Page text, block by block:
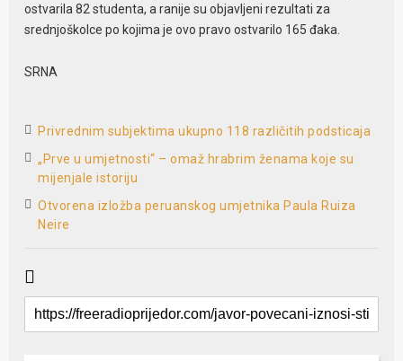
ostvarila 82 studenta, a ranije su objavljeni rezultati za
srednjoškolce po kojima je ovo pravo ostvarilo 165 đaka.
SRNA
Privrednim subjektima ukupno 118 različitih podsticaja
„Prve u umjetnosti“ – omaž hrabrim ženama koje su
mijenjale istoriju
Otvorena izložba peruanskog umjetnika Paula Ruiza
Neire